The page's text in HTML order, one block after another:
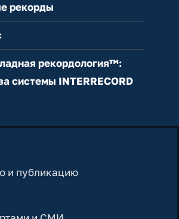
рекорды
рекордология™:
системы INTERRECORD
и публикацию